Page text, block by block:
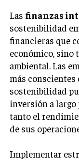
Las finanzas
sostenibilidad
financieras que
económico, sino
ambiental. Las
más conscientes
sostenibilidad
inversión a largo
tanto el
de sus
Implementar